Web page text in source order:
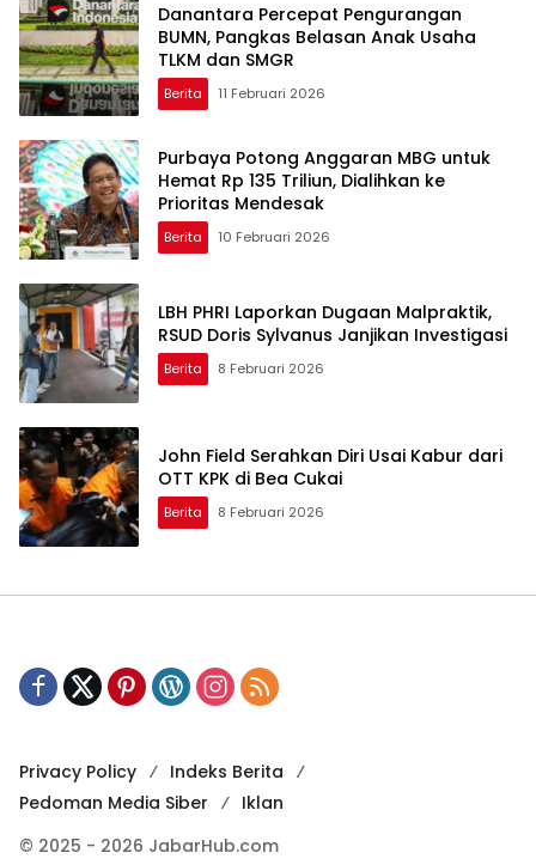
Danantara Percepat Pengurangan
BUMN, Pangkas Belasan Anak Usaha
TLKM dan SMGR
Berita 11 Februari 2026
Purbaya Potong Anggaran MBG untuk
Hemat Rp 135 Triliun, Dialihkan ke
Prioritas Mendesak
Berita 10 Februari 2026
LBH PHRI Laporkan Dugaan Malpraktik,
RSUD Doris Sylvanus Janjikan Investigasi
Berita 8 Februari 2026
John Field Serahkan Diri Usai Kabur dari
OTT KPK di Bea Cukai
Berita 8 Februari 2026
Privacy Policy
Indeks Berita
Pedoman Media Siber
Iklan
© 2025 - 2026 JabarHub.com